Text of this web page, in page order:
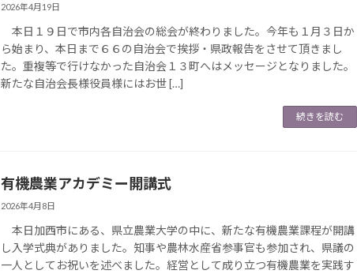
2026年4月19日
本日１９日で市内各自治会の総会が終わりました。今年も１月３日か
ら始まり、本日まで６６の自治会で挨拶・県政報告をさせて頂きまし
た。重複等で行けなかった自治会１３町へはメッセージとなりました。
新たな自治会長様役員様にはお世 […]
続きを読む
有機農業アカデミー開講式
2026年4月8日
本日加西市にある、県立農業大学の中に、新たな有機農業課程が開講
し入学式典がありました。知事や農林水産省参事官も参加され、県議の
一人としてお祝いを述べました。経営として成り立つ有機農業を実践す